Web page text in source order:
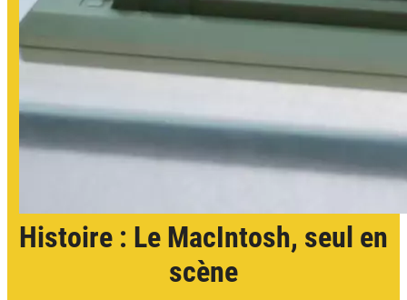
Histoire : Le MacIntosh, seul en
scène